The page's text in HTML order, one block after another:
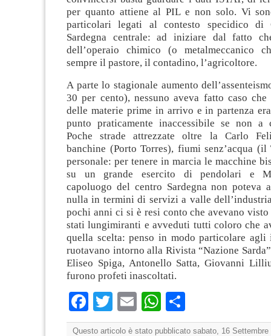
per quanto attiene al PIL e non solo. Vi
particolari legati al contesto specidico di
Sardegna centrale: ad iniziare dal fatto
dell’operaio chimico (o metalmeccanico
sempre il pastore, il contadino, l’agricoltore.
A parte lo stagionale aumento
30 per cento), nessuno aveva fatto caso
delle materie prime in arrivo e in partenza
punto praticamente inaccessibile se non
Poche strade attrezzate oltre la Carlo
banchine (Porto Torres), fiumi senz’acqua
personale: per tenere in marcia le macchine
su un grande esercito di pendolari e
capoluogo del centro Sardegna non poteva
nulla in termini di servizi a valle
pochi anni ci si è resi conto che avevano
stati lungimiranti e avveduti tutti coloro che
quella scelta: penso in modo particolare
ruotavano intorno alla Rivista “Nazione
Eliseo Spiga, Antonello Satta, Giovanni
furono profeti inascoltati.
Facebook
TwitterEmailWhatsApp
Questo articolo è stato pubblicato sabato, 16 Settembre